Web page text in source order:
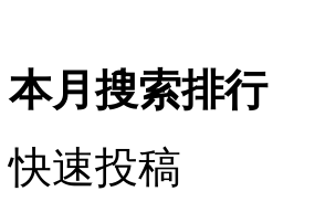
本月搜索排行
快速投稿